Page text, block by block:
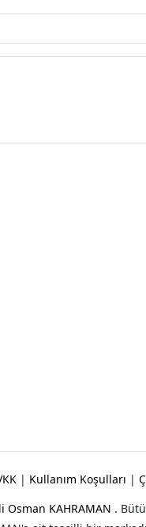
| Kullanım Koşulları |
Osman KAHRAMAN .